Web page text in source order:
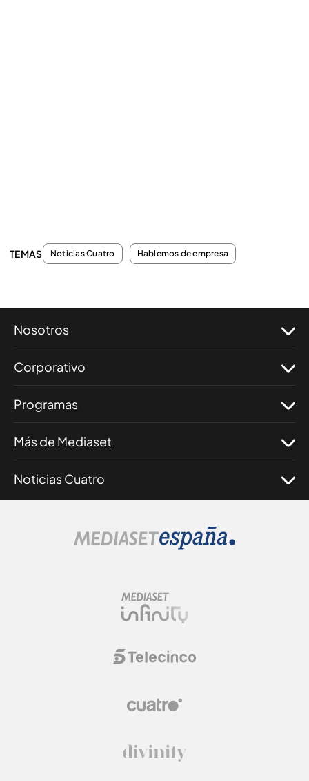
TEMAS Noticias Cuatro Hablemos de empresa
Nosotros
Corporativo
Programas
Más de Mediaset
Noticias Cuatro